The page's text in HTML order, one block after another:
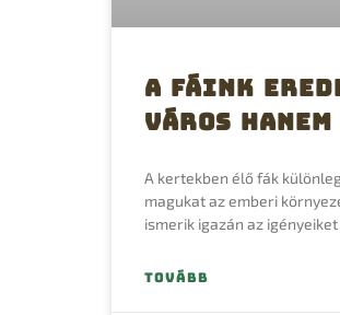
A fáink
város
A kertekben élő fák
magukat az emberi
ismerik igazán az
TOVÁBB